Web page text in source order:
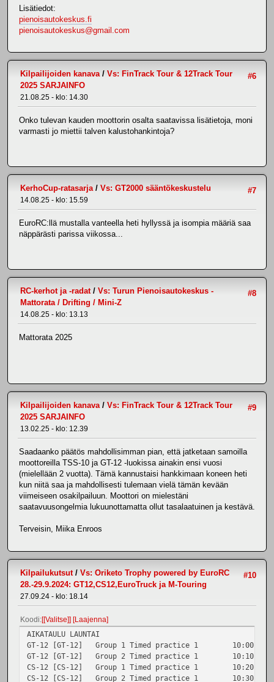
Lisätiedot:
pienoisautokeskus.fi
pienoisautokeskus@gmail.com
#6
Kilpailijoiden kanava / Vs: FinTrack Tour & 12Track Tour
2025 SARJAINFO
21.08.25 - klo: 14.30
Onko tulevan kauden moottorin osalta saatavissa lisätietoja, moni
varmasti jo miettii talven kalustohankintoja?
#7
KerhoCup-ratasarja / Vs: GT2000 sääntökeskustelu
14.08.25 - klo: 15.59
EuroRC:llä mustalla vanteella heti hyllyssä ja isompia määriä saa
näppärästi parissa viikossa...
#8
RC-kerhot ja -radat/ Vs: Turun Pienoisautokeskus -
Mattorata / Drifting / Mini-Z
14.08.25 - klo: 13.13
Mattorata 2025
#9
Kilpailijoiden kanava / Vs: FinTrack Tour & 12Track Tour
2025 SARJAINFO
13.02.25 - klo: 12.39
Saadaanko päätös mahdollisimman pian, että jatketaan samoilla
moottoreilla TSS-10 ja GT-12 -luokissa ainakin ensi vuosi
(mielellään 2 vuotta). Tämä kannustaisi hankkimaan koneen heti
kun niitä saa ja mahdollisesti tulemaan vielä tämän kevään
viimeiseen osakilpailuun. Moottori on mielestäni
saatavuusongelmia lukuunottamatta ollut tasalaatuinen ja kestävä.
Terveisin, Miika Enroos
#10
Kilpailukutsut/ Vs: Oriketo Trophy powered by EuroRC
28.-29.9.2024: GT12,CS12,EuroTruck ja M-Touring
27.09.24 - klo: 18.14
Koodi [Valitse] Laajenna
AIKATAULU LAUNTAI
GT-12 [GT-12]
Group 1 Timed practice 1 10:00
GT-12 [GT-12]
Group 2 Timed practice 1 10:10
CS-12 [CS-12]
Group 1 Timed practice 1 10:20
CS-12 [CS-12]
Group 2 Timed practice 1 10:30